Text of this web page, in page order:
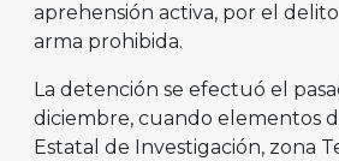
aprehensión activa, por el
arma prohibida.
La detención se efectuó el
diciembre, cuando elementos
Estatal de Investigación, zona